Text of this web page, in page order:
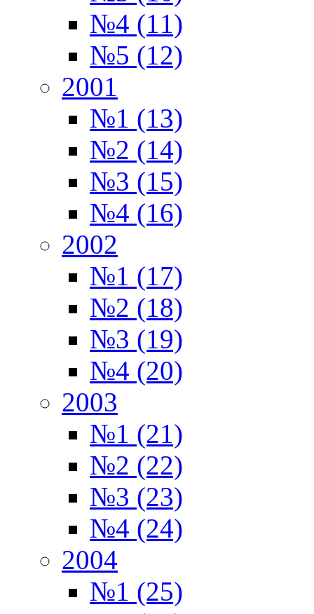
№4 (11)
№5 (12)
2001
№1 (13)
№2 (14)
№3 (15)
№4 (16)
2002
№1 (17)
№2 (18)
№3 (19)
№4 (20)
2003
№1 (21)
№2 (22)
№3 (23)
№4 (24)
2004
№1 (25)